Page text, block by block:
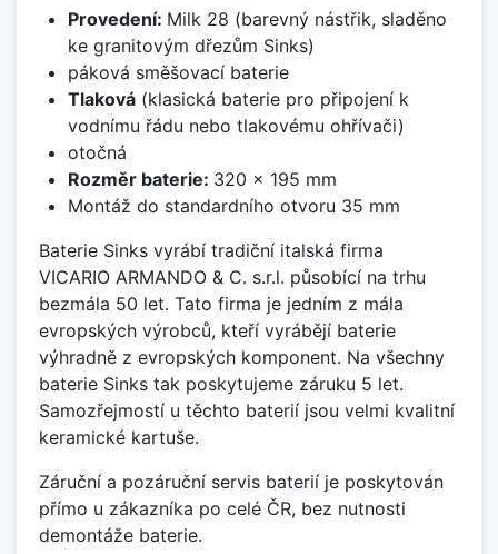
Provedení: Milk 28 (barevný nástřik, sladěno
ke granitovým dřezům Sinks)
páková směšovací baterie
Tlaková(klasická baterie pro připojení k
vodnímu řádu nebo tlakovému ohřívači)
otočná
Rozměr baterie: 320 x 195 mm
Montáž do standardního otvoru 35 mm
Baterie Sinks vyrábí tradiční italská firma
VICARIO ARMANDO & C. s.r.l. působící na trhu
bezmála 50 let. Tato firma je jedním z mála
evropských výrobců, kteří vyrábějí baterie
výhradně z evropských komponent. Na všechny
baterie Sinks tak poskytujeme záruku 5 let.
Samozřejmostí u těchto baterií jsou velmi kvalitní
keramické kartuše.
Záruční a pozáruční servis baterií je poskytován
přímo u zákazníka po celé ČR, bez nutnosti
demontáže baterie.